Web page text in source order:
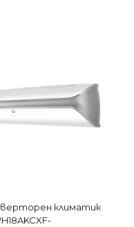
климатик